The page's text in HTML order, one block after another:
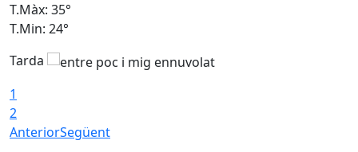
T.Màx: 35°
T.Min: 24°
Tarda
1
2
AnteriorSegüent